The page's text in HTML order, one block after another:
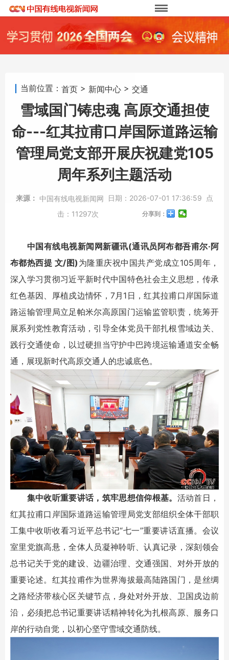
当前位置： 首页 > 新闻中心 > 交通
雪域国门铸忠魂 高原交通担使
命---红其拉甫口岸国际道路运输
管理局党支部开展庆祝建党105
周年系列主题活动
来源： 中国有线电视新闻网 日期： 2026-07-01 17:36:59
点
击： 11297次 分享到：
中国有线电视新闻网新疆讯(通讯员阿布都吾甫尔·阿
布都热西提 文/图) 为隆重庆祝中国共产党成立105周年，
深入学习贯彻习近平新时代中国特色社会主义思想，传承
红色基因、厚植戍边情怀，7月1日，红其拉甫口岸国际道
路运输管理局立足帕米尔高原国门运输监管职责，统筹开
展系列党性教育活动，引导全体党员干部扎根雪域边关、
践行交通使命，以过硬担当守护中巴跨境运输通道安全畅
通，展现新时代高原交通人的忠诚底色。
集中收听重要讲话，筑牢思想信仰根基。 活动首日，
红其拉甫口岸国际道路运输管理局党支部组织全体干部职
工集中收听收看习近平总书记“七一”重要讲话直播。会议
室里党旗高悬，全体人员凝神聆听、认真记录，深刻领会
总书记关于党的建设、边疆治理、交通强国、对外开放的
重要论述。红其拉甫作为世界海拔最高陆路国门，是丝绸
之路经济带核心区关键节点，身处对外开放、卫国戍边前
沿，必须把总书记重要讲话精神转化为扎根高原、服务口
岸的行动自觉，以初心坚守雪域交通防线。